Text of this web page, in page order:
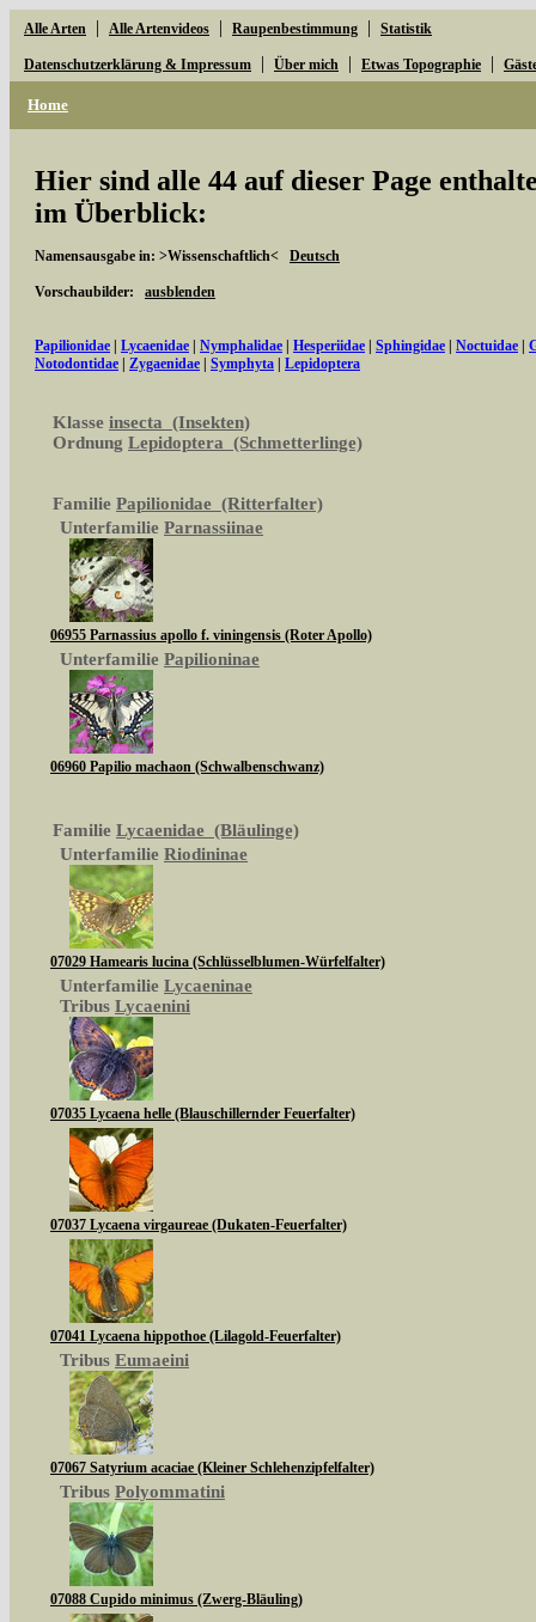
Alle Arten | Alle Artenvideos | Raupenbestimmung | Statistik
Datenschutzerklärung & Impressum | Über mich | Etwas Topographie |
Home
Hier sind alle 44 auf dieser Page
im Überblick:
Namensausgabe in: >Wissenschaftlich< Deutsch
Vorschaubilder: ausblenden
Papilionidae Lycaenidae Nymphalidae Hesperiidae Sphingidae Noctuidae
Notodontidae
Zygaenidae Symphyta Lepidoptera
Klasse insecta (Insekten)
Ordnung Lepidoptera (Schmetterlinge)
Familie Papilionidae (Ritterfalter)
Unterfamilie Parnassiinae
06955 Parnassius apollo f. viningensis (Roter Apollo)
Unterfamilie Papilioninae
06960 Papilio machaon (Schwalbenschwanz)
Familie Lycaenidae (Bläulinge)
Unterfamilie Riodininae
07029 Hamearis lucina (Schlüsselblumen-Würfelfalter)
Unterfamilie Lycaeninae
Tribus Lycaenini
07035 Lycaena helle (Blauschillernder Feuerfalter)
07037 Lycaena virgaureae (Dukaten-Feuerfalter)
07041 Lycaena hippothoe (Lilagold-Feuerfalter)
Tribus Eumaeini
07067 Satyrium acaciae (Kleiner Schlehenzipfelfalter)
Tribus Polyommatini
07088 Cupido minimus (Zwerg-Bläuling)